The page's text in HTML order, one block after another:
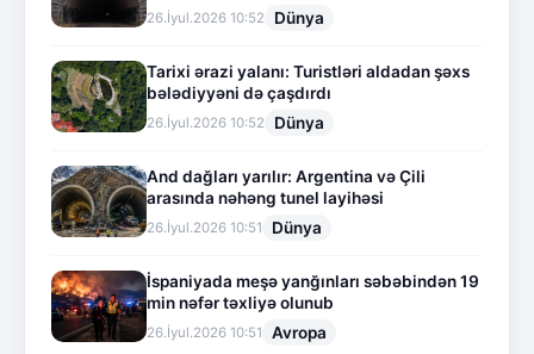
26.İyul.2026 10:52 Dünya
Tarixi ərazi yalanı: Turistləri aldadan şəxs
bələdiyyəni də çaşdırdı
26.İyul.2026 10:52 Dünya
And dağları yarılır: Argentina və Çili
arasında nəhəng tunel layihəsi
26.İyul.2026 10:51 Dünya
İspaniyada meşə yanğınları səbəbindən 19
min nəfər təxliyə olunub
26.İyul.2026 10:51 Avropa